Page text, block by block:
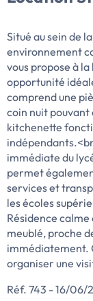
Situé au sein de
environnement
vous propose à
opportunité
comprend une
coin nuit
kitchenette
immédiate du
permet
services et
les écoles
Résidence
meublé, proche
immédiatement.
organiser une
Réf. 743 - 16/06/